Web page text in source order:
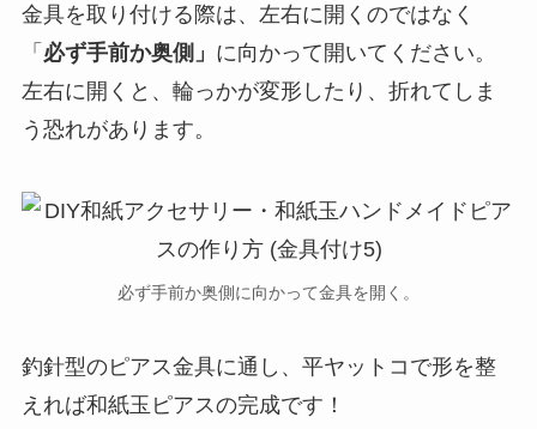
金具を取り付ける際は、左右に開くのではなく
「 必ず手前か奥側」 に向かって開いてください。
左右に開くと、輪っかが変形したり、折れてしま
う恐れがあります。
必ず手前か奥側に向かって金具を開く。
釣針型のピアス金具に通し、平ヤットコで形を整
えれば和紙玉ピアスの完成です！